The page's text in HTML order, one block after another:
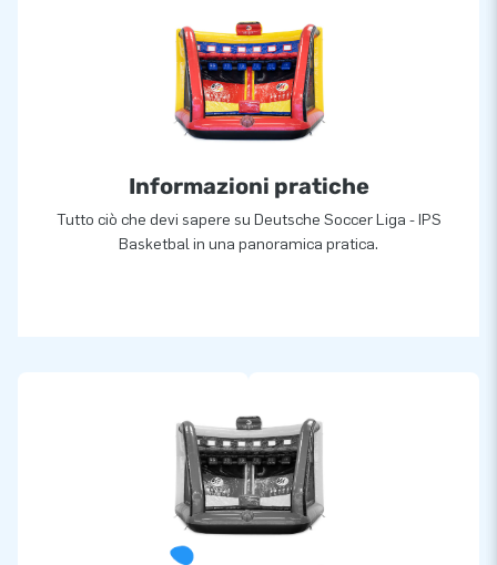
Informazioni pratiche
Tutto ciò che devi sapere su Deutsche Soccer Liga - IPS
Basketbal in una panoramica pratica.